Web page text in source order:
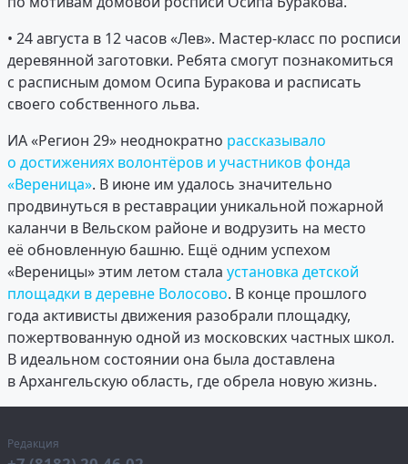
• 24 августа в 12 часов «Лев». Мастер-класс по росписи
деревянной заготовки. Ребята смогут познакомиться
с расписным домом Осипа Буракова и расписать
своего собственного льва.
ИА «Регион 29» неоднократно рассказывало
о достижениях волонтёров и участников фонда
«Вереница». В июне им удалось значительно
продвинуться в реставрации уникальной пожарной
каланчи в Вельском районе и водрузить на место
её обновленную башню. Ещё одним успехом
«Вереницы» этим летом стала установка детской
площадки в деревне Волосово. В конце прошлого
года активисты движения разобрали площадку,
пожертвованную одной из московских частных школ.
В идеальном состоянии она была доставлена
в Архангельскую область, где обрела новую жизнь.
Редакция